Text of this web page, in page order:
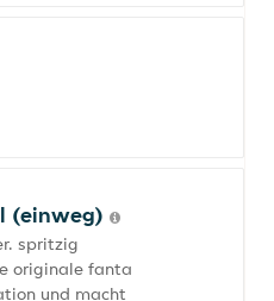
(einweg)
spritzig
originale fanta
und macht